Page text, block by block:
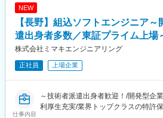
社員36名のうち、エンジニア30名が
（20~40代まで幅広い年代で構成）
働いているのかが見えるため相談し
です。
NEW
【長野】組込ソフトエンジニア
遣出身者多数／東証プライム上場
株式会社ミマキエンジニアリング
正社員 上場企業
仕事内容
～技術者派遣出身者歓迎！/開発型企
利厚生充実/業界トップクラスの特許